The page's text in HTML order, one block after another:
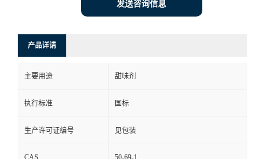
发送咨询信息
产品详请
主要用途 甜味剂
执行标准 国标
生产许可证编号 见包装
CAS 50-69-1